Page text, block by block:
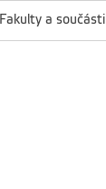
Fakulty a součásti